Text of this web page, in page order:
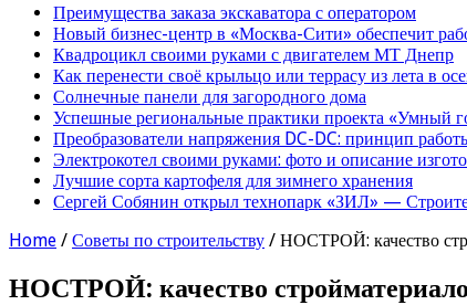
Преимущества заказа экскаватора с оператором
Новый бизнес-центр в «Москва-Сити» обеспечит
Квадроцикл своими руками с двигателем МТ Днепр
Как перенести своё крыльцо или террасу из лета в
Солнечные панели для загородного дома
Успешные региональные практики проекта «Умный
Преобразователи напряжения DC-DC: принцип
Электрокотел своими руками: фото и описание
Лучшие сорта картофеля для зимнего хранения
Сергей Собянин открыл технопарк «ЗИЛ» —
Home / Советы по строительству / НОСТРОЙ: качество
НОСТРОЙ: качество